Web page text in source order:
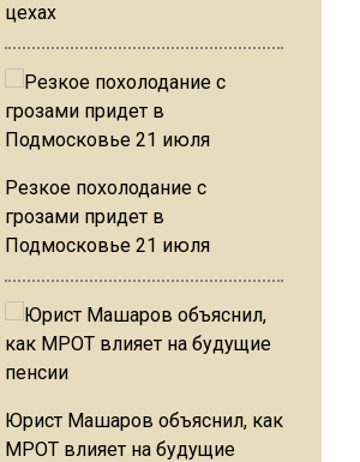
цехах
Резкое похолодание с
грозами придет в
Подмосковье 21 июля
Юрист Машаров объяснил, как
МРОТ влияет на будущие